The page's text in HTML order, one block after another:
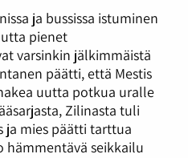
ja bussissa istuminen
pienet
varsinkin jälkimmäistä
päätti, että Mestis
uutta potkua uralle
Zilinasta tuli
mies päätti tarttua
hämmentävä seikkailu